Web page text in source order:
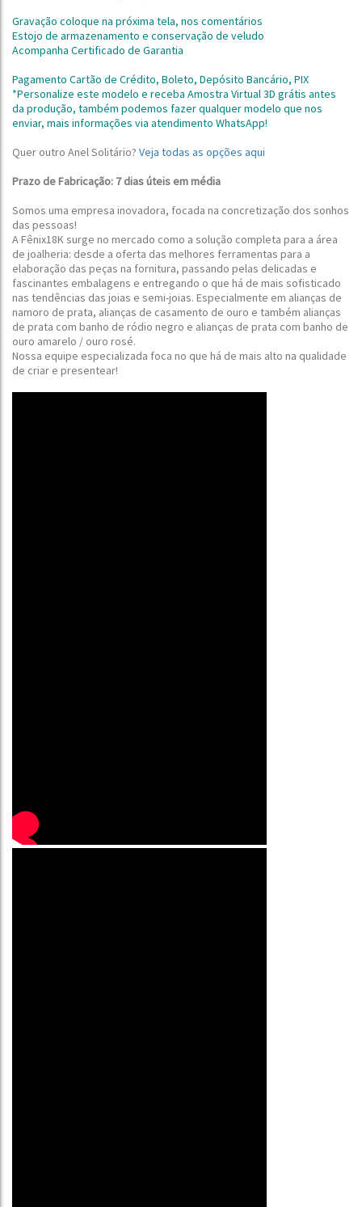
Gravação coloque na próxima tela, nos comentários
Estojo de armazenamento e conservação de veludo
Acompanha Certificado de Garantia
Pagamento Cartão de Crédito, Boleto, Depósito Bancário, PIX
*Personalize este modelo e receba Amostra Virtual 3D grátis antes
da produção, também podemos fazer qualquer modelo que nos
enviar, mais informações via atendimento WhatsApp!
Quer outro Anel Solitário? Veja todas as opções aqui
Prazo de Fabricação: 7 dias úteis em média
Somos uma empresa inovadora, focada na concretização dos sonhos
das pessoas!
A Fênix18K surge no mercado como a solução completa para a área
de joalheria: desde a oferta das melhores ferramentas para a
elaboração das peças na fornitura, passando pelas delicadas e
fascinantes embalagens e entregando o que há de mais sofisticado
nas tendências das joias e semi-joias. Especialmente em alianças de
namoro de prata, alianças de casamento de ouro e também alianças
de prata com banho de ródio negro e alianças de prata com banho de
ouro amarelo / ouro rosé.
Nossa equipe especializada foca no que há de mais alto na qualidade
de criar e presentear!